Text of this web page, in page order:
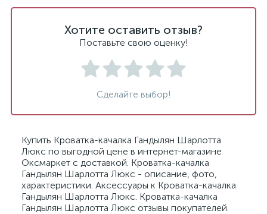
Хотите оставить отзыв?
Поставьте свою оценку!
Сделайте выбор!
Купить Кроватка-качалка Гандылян Шарлотта
Люкс по выгодной цене в интернет-магазине
Оксмаркет с доставкой. Кроватка-качалка
Гандылян Шарлотта Люкс - описание, фото,
характеристики. Аксессуары к Кроватка-качалка
Гандылян Шарлотта Люкс. Кроватка-качалка
Гандылян Шарлотта Люкс отзывы покупателей.